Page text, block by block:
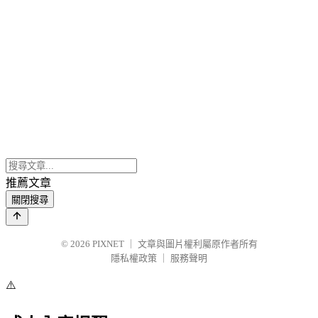
推薦文章
關閉搜尋
© 2026 PIXNET
文章與圖片權利屬原作者所有
隱私權政策
服務聲明
⚠️